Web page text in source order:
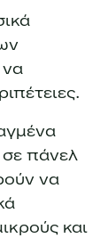
να
σε πάνελ
να
και